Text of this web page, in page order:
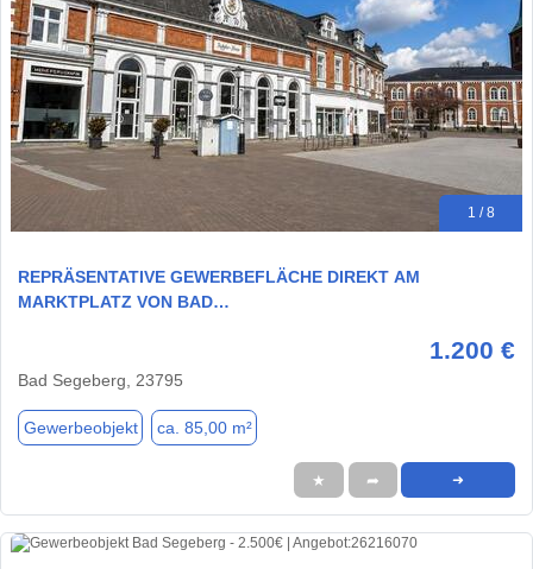
1 / 8
REPRÄSENTATIVE GEWERBEFLÄCHE DIREKT AM
MARKTPLATZ VON BAD…
1.200 €
Bad Segeberg, 23795
Gewerbeobjekt ca. 85,00 m²
★ ➦ ➜